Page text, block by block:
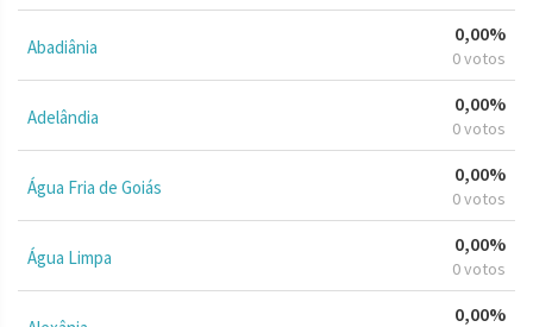
Abadiânia
0,00%
0 votos
Adelândia
0,00%
0 votos
Água Fria de Goiás
0,00%
0 votos
Água Limpa
0,00%
0 votos
0,00%